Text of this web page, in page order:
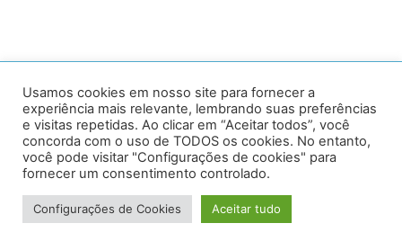
Av. Prof. Armando Alves da Silva, nº 1950 - Zacarias,
Caratinga - MG - 35302-403 / Tel: (33) 3329 8000
Desenvolvido por VersaTec
Usamos cookies em nosso site para fornecer a
experiência mais relevante, lembrando suas preferências
e visitas repetidas. Ao clicar em “Aceitar todos”, você
concorda com o uso de TODOS os cookies. No entanto,
você pode visitar "Configurações de cookies" para
fornecer um consentimento controlado.
Configurações de Cookies Aceitar tudo